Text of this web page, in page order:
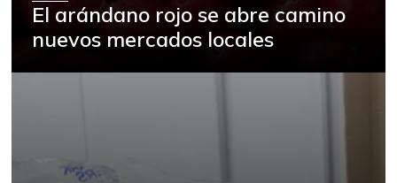
El arándano rojo se abre camino
nuevos mercados locales